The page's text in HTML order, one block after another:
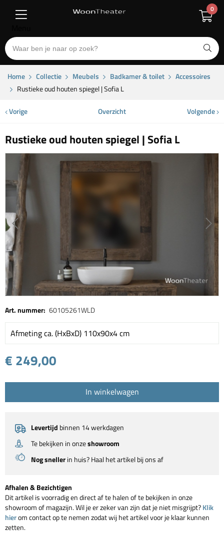
0
Home Collectie Meubels Badkamer & toilet
Accessoires
Rustieke oud houten spiegel | Sofia L
Vorige Overzicht Volgende
Rustieke oud houten spiegel | Sofia L
Art. nummer: 60105261WLD
Afmeting ca. (HxBxD) 110x90x4 cm
€ 249,00
In winkelwagen
Levertijd binnen 14 werkdagen
Te bekijken in onzeshowroom
Nog snellerin huis? Haal het artikel bij ons af
Afhalen & Bezichtigen
Dit artikel is voorradig en direct af te halen of te bekijken in onze
showroom of magazijn. Wil je er zeker van zijn dat je niet misgrijpt?Klik
hierom contact op te nemen zodat wij het artikel voor je klaar kunnen
zetten.